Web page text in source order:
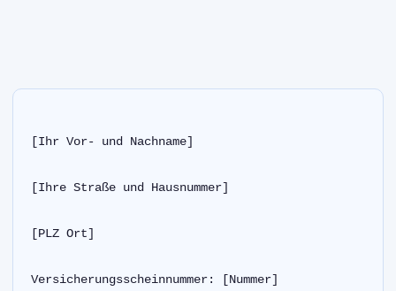
[Ihr Vor- und Nachname]
[Ihre Straße und Hausnummer]
[PLZ Ort]
Versicherungsscheinnummer: [Nummer]